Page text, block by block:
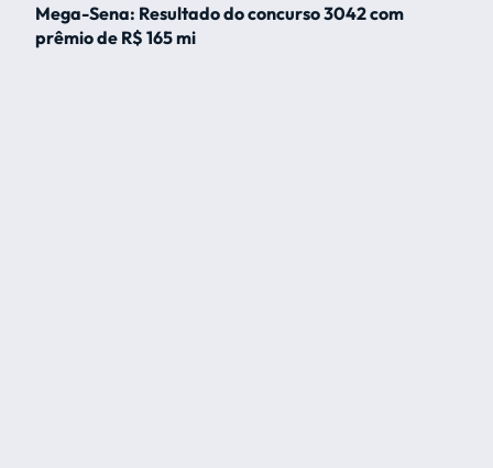
Mega-Sena: Resultado do concurso 3042 com
prêmio de R$ 165 mi